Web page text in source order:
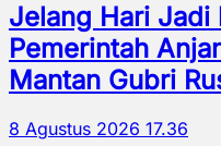
Jelang Hari Jadi
Pemerintah
Mantan Gubri
8 Agustus 2026 17.36